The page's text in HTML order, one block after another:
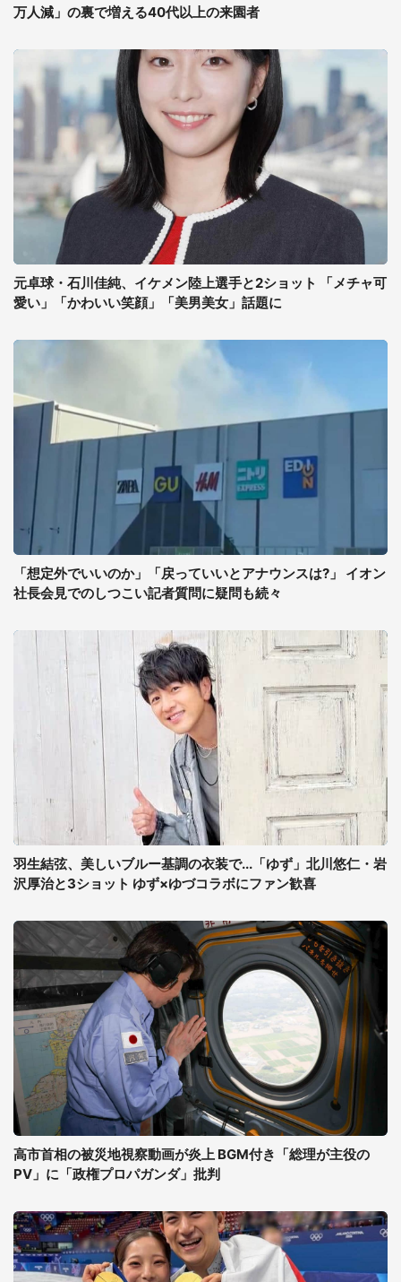
万人減」の裏で増える40代以上の来園者
元卓球・石川佳純、イケメン陸上選手と2ショット 「メチャ可
愛い」「かわいい笑顔」「美男美女」話題に
「想定外でいいのか」「戻っていいとアナウンスは?」 イオン
社長会見でのしつこい記者質問に疑問も続々
羽生結弦、美しいブルー基調の衣装で...「ゆず」北川悠仁・岩
沢厚治と3ショット ゆず×ゆづコラボにファン歓喜
高市首相の被災地視察動画が炎上 BGM付き「総理が主役の
PV」に「政権プロパガンダ」批判